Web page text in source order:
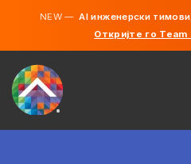
NEW —AI инженерски
Откријте го